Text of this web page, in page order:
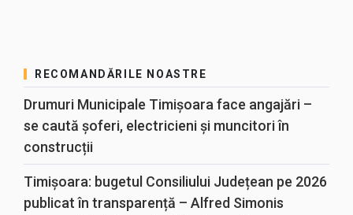
RECOMANDĂRILE NOASTRE
Drumuri Municipale Timișoara face angajări –
se caută șoferi, electricieni și muncitori în
construcții
Timișoara: bugetul Consiliului Județean pe 2026
publicat în transparență – Alfred Simonis